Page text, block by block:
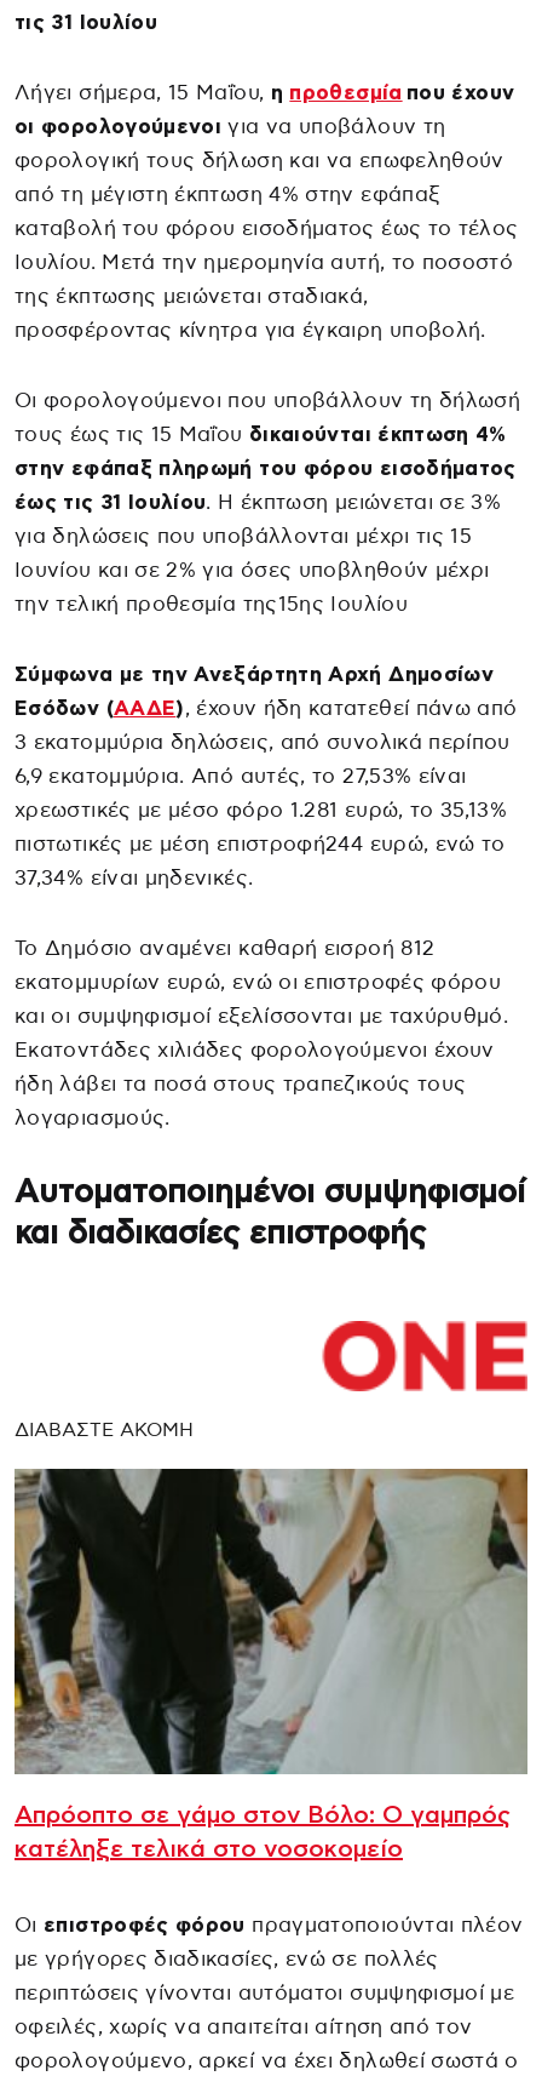
τις 31 Ιουλίου
Λήγει σήμερα, 15 Μαΐου, η προθεσμία που έχουν
οι φορολογούμενοι για να υποβάλουν τη
φορολογική τους δήλωση και να επωφεληθούν
από τη μέγιστη έκπτωση 4% στην εφάπαξ
καταβολή του φόρου εισοδήματος έως το τέλος
Ιουλίου. Μετά την ημερομηνία αυτή, το ποσοστό
της έκπτωσης μειώνεται σταδιακά,
προσφέροντας κίνητρα για έγκαιρη υποβολή.
Οι φορολογούμενοι που υποβάλλουν τη δήλωσή
τους έως τις 15 Μαΐου δικαιούνται έκπτωση 4%
στην εφάπαξ πληρωμή του φόρου εισοδήματος
έως τις 31 Ιουλίου. Η έκπτωση μειώνεται σε 3%
για δηλώσεις που υποβάλλονται μέχρι τις 15
Ιουνίου και σε 2% για όσες υποβληθούν μέχρι
την τελική προθεσμία της15ης Ιουλίου
Σύμφωνα με την Ανεξάρτητη Αρχή Δημοσίων
Εσόδων (ΑΑΔΕ), έχουν ήδη κατατεθεί πάνω από
3 εκατομμύρια δηλώσεις, από συνολικά περίπου
6,9 εκατομμύρια. Από αυτές, το 27,53% είναι
χρεωστικές με μέσο φόρο 1.281 ευρώ, το 35,13%
πιστωτικές με μέση επιστροφή244 ευρώ, ενώ το
37,34% είναι μηδενικές.
Το Δημόσιο αναμένει καθαρή εισροή 812
εκατομμυρίων ευρώ, ενώ οι επιστροφές φόρου
και οι συμψηφισμοί εξελίσσονται με ταχύρυθμό.
Εκατοντάδες χιλιάδες φορολογούμενοι έχουν
ήδη λάβει τα ποσά στους τραπεζικούς τους
λογαριασμούς.
Αυτοματοποιημένοι συμψηφισμοί
και διαδικασίες επιστροφής
ΔΙΑΒΑΣΤΕ ΑΚΟΜΗ
Απρόοπτο σε γάμο στον Βόλο: Ο γαμπρός
κατέληξε τελικά στο νοσοκομείο
Οι επιστροφές φόρου πραγματοποιούνται πλέον
με γρήγορες διαδικασίες, ενώ σε πολλές
περιπτώσεις γίνονται αυτόματοι συμψηφισμοί με
οφειλές, χωρίς να απαιτείται αίτηση από τον
φορολογούμενο, αρκεί να έχει δηλωθεί σωστά ο